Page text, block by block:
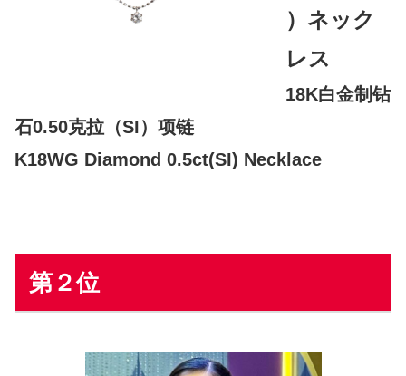
）ネック
レス
18K白金制钻
石0.50克拉（SI）项链
K18WG Diamond 0.5ct(SI) Necklace
第２位